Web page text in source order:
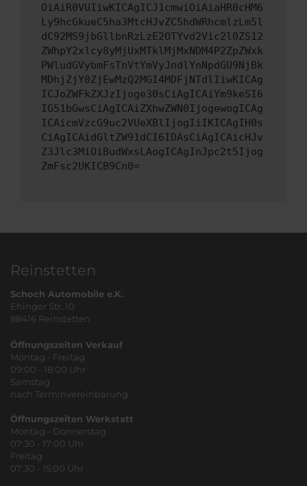
OiAiR0VUIiwKICAgICJ1cmwiOiAiaHR0cHM6
Ly9hcGkueC5ha3MtcHJvZC5hdWRhcmlzLm5l
dC92MS9jbGllbnRzLzE2OTYvd2Vic2l0ZS12
ZWhpY2xlcy8yMjUxMTklMjMxNDM4P2ZpZWxk
PWludGVybmFsTnVtYmVyJndlYnNpdGU9NjBk
MDhjZjY0ZjEwMzQ2MGI4MDFjNTdlIiwKICAg
ICJoZWFkZXJzIjoge30sCiAgICAiYm9keSI6
IG51bGwsCiAgICAiZXhwZWN0IjogewogICAg
ICAicmVzcG9uc2VUeXBlIjogIiIKICAgIH0s
CiAgICAidGltZW91dCI6IDAsCiAgICAicHJv
Z3Jlc3MiOiBudWxsLAogICAgInJpc2t5Ijog
ZmFsc2UKICB9Cn0=
Reinstetten
Schoch Automobile e.K.
Ehinger Str. 10
88416 Reinstetten
Öffnungszeiten Verkauf
Montag - Freitag
09:00 - 18:00 Uhr
Samstag
nach Terminvereinbarung
Öffnungszeiten Werkstatt
Montag - Donnerstag
07:30 - 17:00 Uhr
Freitag
07:30 - 15:00 Uhr